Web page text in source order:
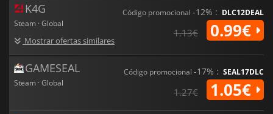
K4G
Steam · Global
Mostrar ofertas similares
Código promocional -12% : DLC12DEAL
1.13€ 0.99€
GAMESEAL
Steam · Global
Código promocional -17% : SEAL17DLC
1.27€ 1.05€